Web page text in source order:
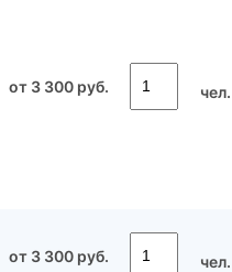
от 3 300 руб. чел.
от 3 300 руб. чел.